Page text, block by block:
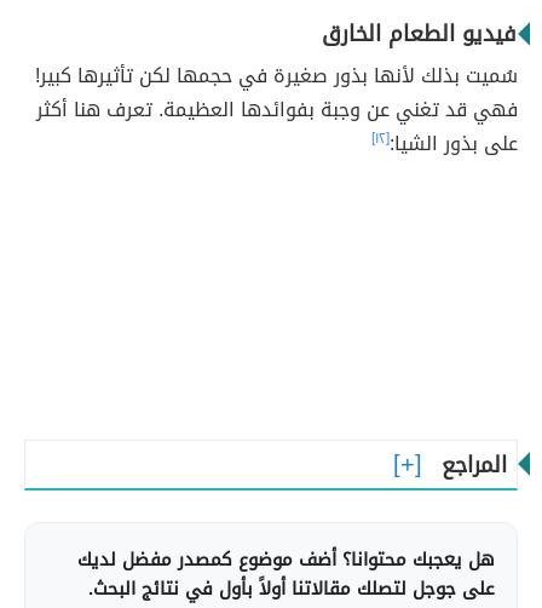
فيديو الطعام الخارق
سُميت بذلك لأنها بذور صغيرة في حجمها لكن تأثيرها كبير!
فهي قد تغني عن وجبة بفوائدها العظيمة. تعرف هنا أكثر
على بذور الشيا:[١٢]
المراجع
هل يعجبك محتوانا؟ أضف موضوع كمصدر مفضل لديك
على جوجل لتصلك مقالاتنا أولاً بأول في نتائج البحث.